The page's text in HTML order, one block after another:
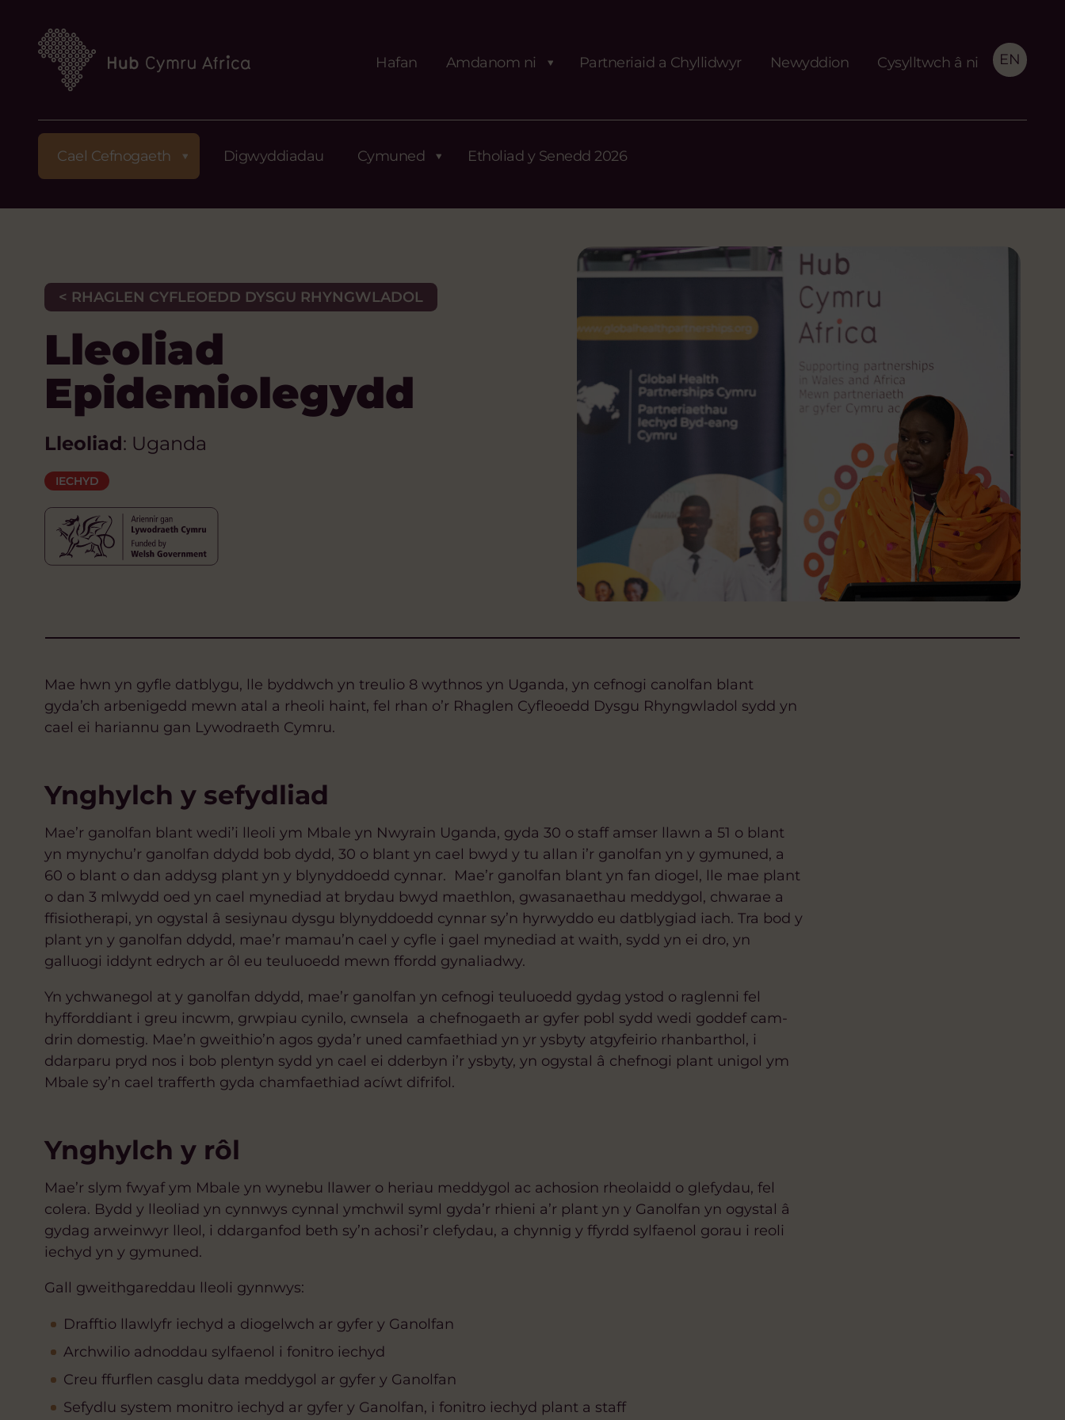
Hafan Amdanom ni Partneriaid a Chyllidwyr Newyddion Cysylltwch â ni EN
Cael Cefnogaeth Digwyddiadau Cymuned Etholiad y Senedd 2026
< RHAGLEN CYFLEOEDD DYSGU RHYNGWLADOL
Lleoliad
Epidemiolegydd
Lleoliad: Uganda
IECHYD
Mae hwn yn gyfle datblygu, lle byddwch yn treulio 8 wythnos yn Uganda, yn cefnogi canolfan blant
gyda’ch arbenigedd mewn atal a rheoli haint, fel rhan o’r Rhaglen Cyfleoedd Dysgu Rhyngwladol sydd yn
cael ei hariannu gan Lywodraeth Cymru.
Ynghylch y sefydliad
Mae’r ganolfan blant wedi’i lleoli ym Mbale yn Nwyrain Uganda, gyda 30 o staff amser llawn a 51 o blant
yn mynychu’r ganolfan ddydd bob dydd, 30 o blant yn cael bwyd y tu allan i’r ganolfan yn y gymuned, a
60 o blant o dan addysg plant yn y blynyddoedd cynnar. Mae’r ganolfan blant yn fan diogel, lle mae plant
o dan 3 mlwydd oed yn cael mynediad at brydau bwyd maethlon, gwasanaethau meddygol, chwarae a
ffisiotherapi, yn ogystal â sesiynau dysgu blynyddoedd cynnar sy’n hyrwyddo eu datblygiad iach. Tra bod y
plant yn y ganolfan ddydd, mae’r mamau’n cael y cyfle i gael mynediad at waith, sydd yn ei dro, yn
galluogi iddynt edrych ar ôl eu teuluoedd mewn ffordd gynaliadwy.
Yn ychwanegol at y ganolfan ddydd, mae’r ganolfan yn cefnogi teuluoedd gydag ystod o raglenni fel
hyfforddiant i greu incwm, grwpiau cynilo, cwnsela a chefnogaeth ar gyfer pobl sydd wedi goddef cam-
drin domestig. Mae’n gweithio’n agos gyda’r uned camfaethiad yn yr ysbyty atgyfeirio rhanbarthol, i
ddarparu pryd nos i bob plentyn sydd yn cael ei dderbyn i’r ysbyty, yn ogystal â chefnogi plant unigol ym
Mbale sy’n cael trafferth gyda chamfaethiad acíwt difrifol.
Ynghylch y rôl
Mae’r slym fwyaf ym Mbale yn wynebu llawer o heriau meddygol ac achosion rheolaidd o glefydau, fel
colera. Bydd y lleoliad yn cynnwys cynnal ymchwil syml gyda’r rhieni a’r plant yn y Ganolfan yn ogystal â
gydag arweinwyr lleol, i ddarganfod beth sy’n achosi’r clefydau, a chynnig y ffyrdd sylfaenol gorau i reoli
iechyd yn y gymuned.
Gall gweithgareddau lleoli gynnwys:
Drafftio llawlyfr iechyd a diogelwch ar gyfer y Ganolfan
Archwilio adnoddau sylfaenol i fonitro iechyd
Creu ffurflen casglu data meddygol ar gyfer y Ganolfan
Sefydlu system monitro iechyd ar gyfer y Ganolfan, i fonitro iechyd plant a staff